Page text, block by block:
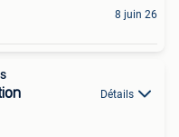
8 juin 26
Détails